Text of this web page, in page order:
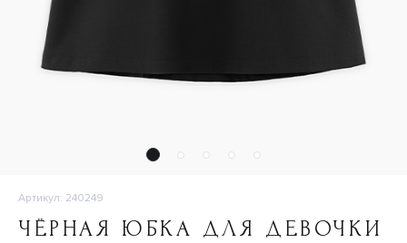
Артикул: 240249
ЧЁРНАЯ ЮБКА ДЛЯ ДЕВОЧКИ